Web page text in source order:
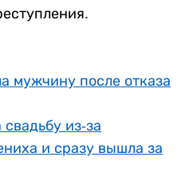
мужчину после отказа
из-за
и сразу вышла за